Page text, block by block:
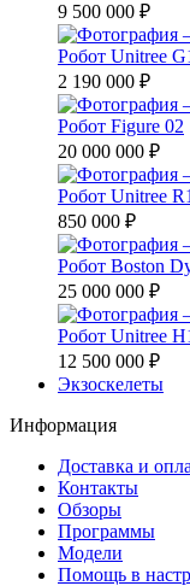
9 500 000 ₽
Робот Unitree
2 190 000 ₽
Робот Figure 02
20 000 000 ₽
Робот Unitree R1
850 000 ₽
Робот Boston
25 000 000 ₽
Робот Unitree
12 500 000 ₽
Экзоскелеты
Информация
Доставка и
Контакты
Обзоры
Программы
Модели
Помощь в